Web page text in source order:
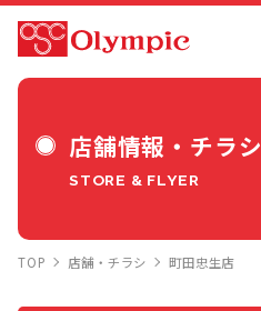
店舗情報・チラシ
STORE & FLYER
TOP 店舗・チラシ 町田忠生店